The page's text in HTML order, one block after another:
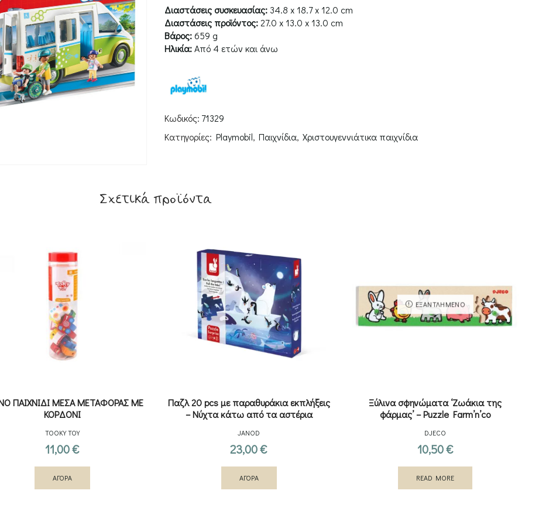
Διαστάσεις συσκευασίας: 34.8 x 18.7 x 12.0 cm
Διαστάσεις προϊόντος:27.0 x 13.0 x 13.0 cm
Βάρος: 659 g
Ηλικία:Από 4 ετών και άνω
Κωδικός: 71329
Κατηγορίες: Playmobil, Παιχνίδια, Χριστουγεννιάτικα παιχνίδια
Σχετικά προϊόντα
ΠΑΙΧΝΙΔΙ ΜΕΣΑ ΜΕΤΑΦΟΡΑΣ ΜΕ
ΚΟΡΔΟΝΙ
TOOKY TOY
11,00€
ΑΓΟΡΑ
Παζλ 20 pcs με παραθυράκια εκπλήξεις
– Νύχτα κάτω από τα αστέρια
JANOD
23,00€
ΑΓΟΡΑ
ΕΞΑΝΤΛΗΜΈΝΟ
Ξύλινα σφηνώματα ‘Ζωάκια της
φάρμας’ – Puzzle Farm’n’co
DJECO
10,50€
READ MORE